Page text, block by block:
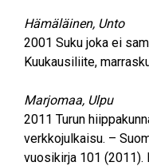
Hämäläinen, Unto
2001 Suku joka ei
Kuukausiliite,
Marjomaa, Ulpu
2011 Turun
verkkojulkaisu. –
vuosikirja 101 (2011).